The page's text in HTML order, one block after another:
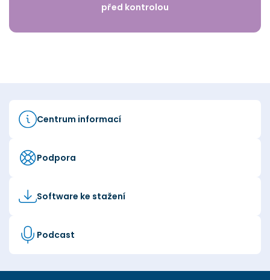
před kontrolou
Centrum informací
Podpora
Software ke stažení
Podcast